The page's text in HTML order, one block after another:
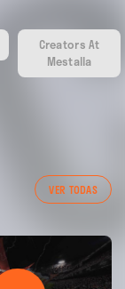
Creators At
Mestalla
VER TODAS